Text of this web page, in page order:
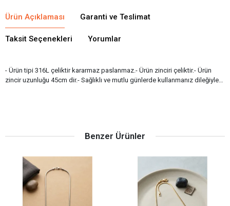
Ürün Açıklaması Garanti ve Teslimat
Taksit Seçenekleri Yorumlar
- Ürün tipi 316L çeliktir kararmaz paslanmaz.- Ürün zinciri çeliktir.- Ürün
zincir uzunluğu 45cm dir.- Sağlıklı ve mutlu günlerde kullanmanız dileğiyle…
Benzer Ürünler